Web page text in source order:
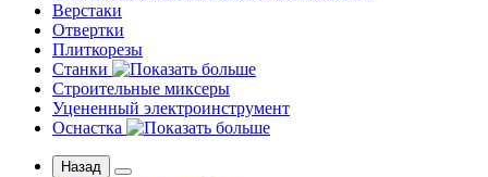
Верстаки
Отвертки
Плиткорезы
Станки
Строительные миксеры
Уцененный электроинструмент
Оснастка
Назад